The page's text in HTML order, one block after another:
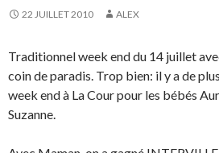
22 JUILLET 2010 ALEX
Traditionnel week end du 14 juillet
coin de paradis. Trop bien: il y a de
week end à La Cour pour les bébés
Suzanne.